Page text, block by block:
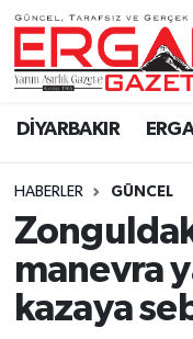
DİYARBAKIR
HABERLER GÜNCEL
manevra
kazaya
DİYARBAKIR
BİSMİL
BAĞLAR
ERGANİ
Güncel
Eği̇ti̇m
Resmi İlanlar
Ergani Nöbetçi
Ergani Hava
Ergani Trafik
Süper Lig
Tüm Manşetler